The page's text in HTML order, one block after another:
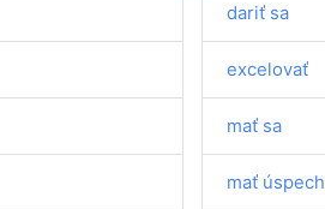
dariť sa
excelovať
mať sa
mať úspech